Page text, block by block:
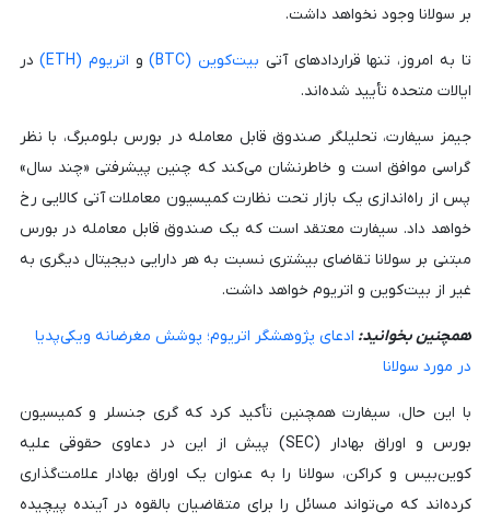
بر سولانا وجود نخواهد داشت.
تا به امروز، تنها قراردادهای آتی بیت‌کوین (BTC) و اتریوم (ETH)
در
ایالات متحده تأیید شده‌اند.
جیمز سیفارت، تحلیلگر صندوق قابل معامله در بورس بلومبرگ، با نظر
گراسی موافق است و خاطرنشان می‌کند که چنین پیشرفتی «چند سال»
پس از راه‌اندازی یک بازار تحت نظارت کمیسیون معاملات آتی کالایی رخ
خواهد داد. سیفارت معتقد است که یک صندوق قابل معامله در بورس
مبتنی بر سولانا تقاضای بیشتری نسبت به هر دارایی دیجیتال دیگری به
غیر از بیت‌کوین و اتریوم خواهد داشت.
همچنین بخوانید: ادعای پژوهشگر اتریوم؛ پوشش مغرضانه ویکی‌پدیا
در مورد سولانا
با این حال، سیفارت همچنین تأکید کرد که گری جنسلر و کمیسیون
بورس و اوراق بهادار (SEC) پیش از این در دعاوی حقوقی علیه
کوین‌بیس و کراکن، سولانا را به عنوان یک اوراق بهادار علامت‌گذاری
کرده‌اند که می‌تواند مسائل را برای متقاضیان بالقوه در آینده پیچیده